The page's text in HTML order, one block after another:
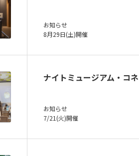
お知らせ
8月29日(土)開催
ナイトミュージアム・コ
お知らせ
7/21(火)開催